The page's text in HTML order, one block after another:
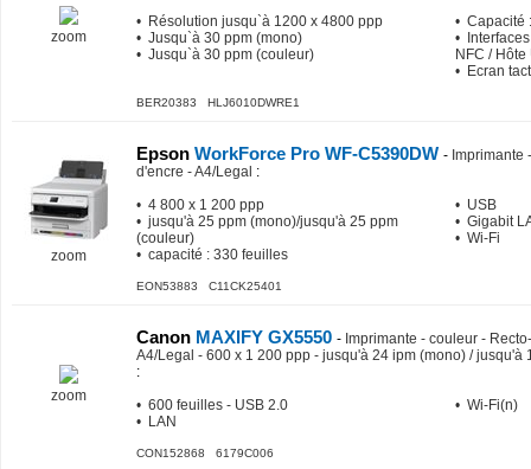
zoom
• Résolution jusqu`à 1200 x 4800 ppp
• Jusqu`à 30 ppm (mono)
• Jusqu`à 30 ppm (couleur)
• Capacité
•
NFC / Hôte
• Ecran
BER20383 HLJ6010DWRE1
zoom
Epson WorkForce Pro WF-C5390DW - Imprimante
d'encre - A4/Legal :
• 4 800 x 1 200 ppp
• jusqu'à 25 ppm (mono)/jusqu'à 25 ppm
(couleur)
• capacité : 330 feuilles
• USB
• Gigabit
• Wi-Fi
EON53883 C11CK25401
zoom
Canon MAXIFY GX5550 - Imprimante - couleur -
A4/Legal - 600 x 1 200 ppp - jusqu'à 24 ipm (mono) / jusqu'à
:
• 600 feuilles - USB 2.0
• LAN
• Wi-Fi(n)
CON152868 6179C006